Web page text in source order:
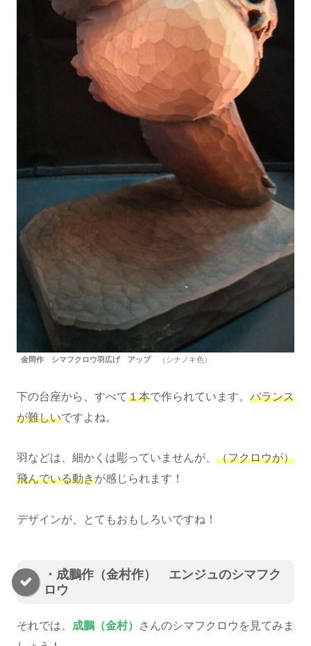
金岡作 シマフクロウ羽広げ アップ（シナノキ色）
下の台座から、すべて１本で作られています。 バランス
が難しいですよね。
羽などは、細かくは彫っていませんが、 （フクロウが）
飛んでいる動きが感じられます！
デザインが、とてもおもしろいですね！
・成鵬作（金村作） エンジュのシマフク
ロウ
それでは、 成鵬（金村）
さんのシマフクロウを見てみま